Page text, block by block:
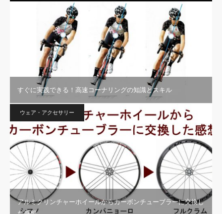
すぐに実践できる！高速コーナリングの知識とスキル
ウェア・アクセサリー
アルミクリンチャーホイールからカーボンチューブラーに交換し